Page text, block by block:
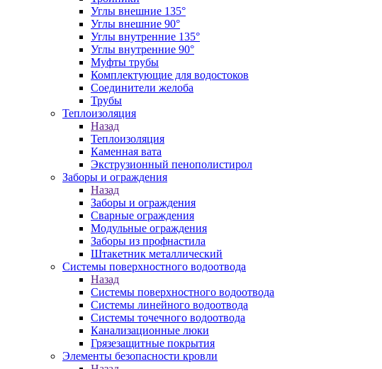
Углы внешние 135°
Углы внешние 90°
Углы внутренние 135°
Углы внутренние 90°
Муфты трубы
Комплектующие для водостоков
Соединители желоба
Трубы
Теплоизоляция
Назад
Теплоизоляция
Каменная вата
Экструзионный пенополистирол
Заборы и ограждения
Назад
Заборы и ограждения
Сварные ограждения
Модульные ограждения
Заборы из профнастила
Штакетник металлический
Системы поверхностного водоотвода
Назад
Системы поверхностного водоотвода
Системы линейного водоотвода
Системы точечного водоотвода
Канализационные люки
Грязезащитные покрытия
Элементы безопасности кровли